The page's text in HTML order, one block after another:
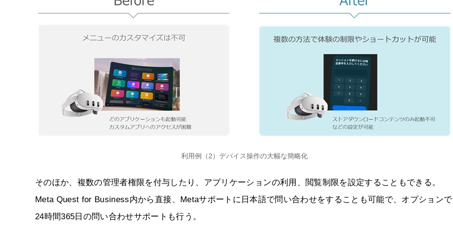
利用例（2）デバイス操作の大幅な簡略化
そのほか、複数の管理者権限を付与したり、アプリケーションの利用、閲覧制限を設定することもできる。
Meta Quest for Business内から直接、Metaサポートに日本語で問い合わせをすることも可能で、オプションで
24時間365日の問い合わせサポートも行う。